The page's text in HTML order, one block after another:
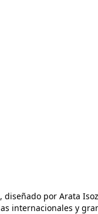
por Arata
internacionales y